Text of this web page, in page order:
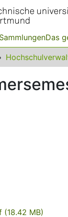
Das
(18.42 MB)